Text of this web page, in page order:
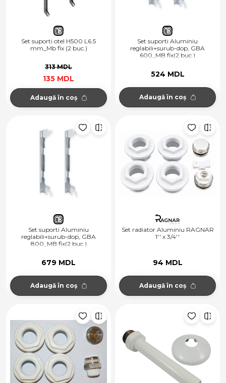
Set suporti otel H500 L6.5
mm_Mb fix (2 buc.)
313 MDL
135 MDL
Adaugă în coș
Set suporti Aluminiu
reglabili+surub-dop, GBA
600_MB fix(2 buc.)
524 MDL
Adaugă în coș
Set suporti Aluminiu
reglabili+surub-dop, GBA
800_MB fix(2 buc.)
679 MDL
Adaugă în coș
Set radiator Aluminiu RAGNAR
1'' x 3/4''
94 MDL
Adaugă în coș